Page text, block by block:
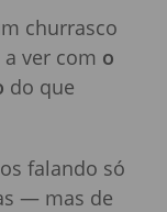
churrasco
ver com o
do que
falando só
— mas de